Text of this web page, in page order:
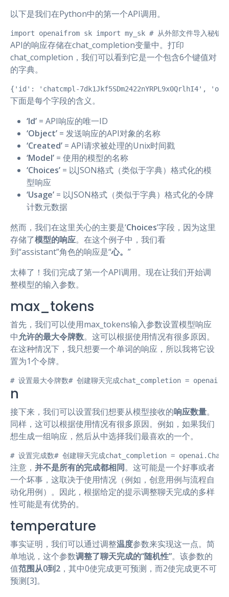
以下是我们在Python中的第一个API调用。
import openaifrom sk import my_sk # 从外部文件导入
API的响应存储在chat_completion变量中。打印
chat_completion，我们可以看到它是一个包含6个键值对
的字典。
{'id': 'chatcmpl-
下面是每个字段的含义。
‘Id’ = API响应的唯一ID
‘Object’ = 发送响应的API对象的名称
‘Created’ = API请求被处理的Unix时间戳
‘Model’ = 使用的模型的名称
‘Choices’ = 以JSON格式（类似于字典）格式化的模
型响应
‘Usage’ = 以JSON格式（类似于字典）格式化的令牌
计数元数据
然而，我们在这里关心的主要是‘Choices’字段，因为这里
存储了模型的响应。在这个例子中，我们看
到“assistant”角色的响应是“心。 ”
太棒了！我们完成了第一个API调用。现在让我们开始调
整模型的输入参数。
max_tokens
首先，我们可以使用max_tokens输入参数设置模型响应
中允许的最大令牌数。这可以根据使用情况有很多原因。
在这种情况下，我只想要一个单词的响应，所以我将它设
置为1个令牌。
# 设置最大令牌数# 创建聊天完成chat_completion =
n
接下来，我们可以设置我们想要从模型接收的响应数量。
同样，这可以根据使用情况有很多原因。例如，如果我们
想生成一组响应，然后从中选择我们最喜欢的一个。
# 设置完成数# 创建聊天完成chat_completion =
注意， 并不是所有的完成都相同。这可能是一个好事或者
一个坏事，这取决于使用情况（例如，创意用例与流程自
动化用例）。因此，根据给定的提示调整聊天完成的多样
性可能是有优势的。
temperature
事实证明，我们可以通过调整温度参数来实现这一点。简
单地说，这个参数调整了聊天完成的“随机性”。该参数的
值范围从0到2 ，其中0使完成更可预测，而2使完成更不可
预测[3]。